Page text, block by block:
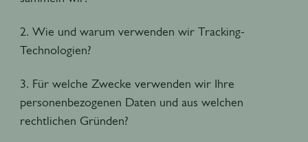
2. Wie und warum verwenden wir Tracking-
Technologien?
3. Für welche Zwecke verwenden wir Ihre
personenbezogenen Daten und aus welchen
rechtlichen Gründen?